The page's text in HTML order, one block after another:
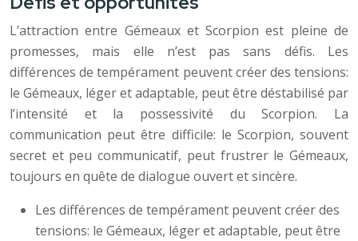
L’attraction entre Gémeaux et Scorpion est pleine de
promesses, mais elle n’est pas sans défis. Les
différences de tempérament peuvent créer des tensions:
le Gémeaux, léger et adaptable, peut être déstabilisé par
l’intensité et la possessivité du Scorpion. La
communication peut être difficile: le Scorpion, souvent
secret et peu communicatif, peut frustrer le Gémeaux,
toujours en quête de dialogue ouvert et sincère.
Les différences de tempérament peuvent créer des
tensions: le Gémeaux, léger et adaptable, peut être